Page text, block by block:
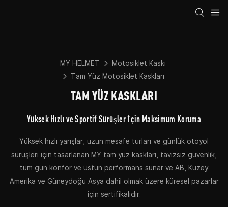
MY HELMET
Motosiklet Kaskı
Tam Yüz Motosiklet Kaskları
TAM YÜZ KASKLARI
Yüksek Hızlı ve Sportif Sürüşler İçin Maksimum Koruma
Yüksek hızlı yarışlar, uzun mesafe turları ve günlük otoyol
sürüşleri için tasarlanan MY tam yüz kaskları, tavizsiz güvenlik,
tüm gün konfor ve üstün performans sunar ve AB, Kuzey
Amerika ve Güneydoğu Asya dahil olmak üzere küresel pazarlar
için sertifikalıdır.